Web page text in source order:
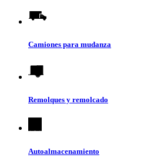
Camiones para mudanza
Remolques y remolcado
Autoalmacenamiento